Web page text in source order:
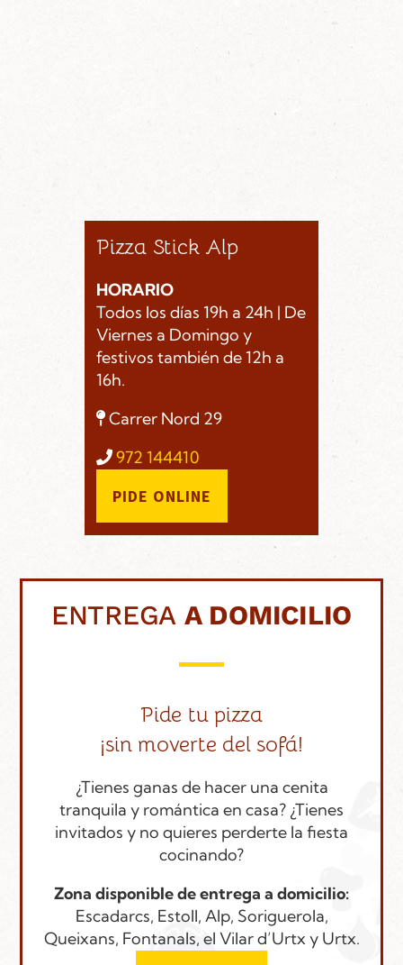
Pizza Stick Alp
HORARIO
Todos los días 19h a 24h | De
Viernes a Domingo y
festivos también de 12h a
16h.
Carrer Nord 29
972 144410
PIDE ONLINE
ENTREGA A DOMICILIO
Pide tu pizza
¡sin moverte del sofá!
¿Tienes ganas de hacer una cenita
tranquila y romántica en casa? ¿Tienes
invitados y no quieres perderte la fiesta
cocinando?
Zona disponible de entrega a domicilio:
Escadarcs, Estoll, Alp, Soriguerola,
Queixans, Fontanals, el Vilar d’Urtx y Urtx.